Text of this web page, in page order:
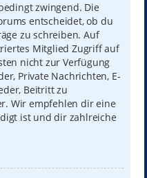
zwingend. Die
entscheidet, ob du
zu schreiben. Auf
Mitglied Zugriff auf
nicht zur Verfügung
Private Nachrichten, E-
Beitritt zu
Wir empfehlen dir eine
ist und dir zahlreiche